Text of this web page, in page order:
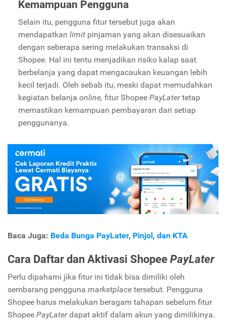
Kemampuan Pengguna
Selain itu, pengguna fitur tersebut juga akan
mendapatkan limit pinjaman yang akan disesuaikan
dengan seberapa sering melakukan transaksi di
Shopee. Hal ini tentu menjadikan risiko kalap saat
berbelanja yang dapat mengacaukan keuangan lebih
kecil terjadi. Oleh sebab itu, meski dapat memudahkan
kegiatan belanja online, fitur Shopee PayLatertetap
memastikan kemampuan pembayaran dari setiap
penggunanya.
Baca Juga: Beda Bunga PayLater, Pinjol, dan KTA
Cara Daftar dan Aktivasi ShopeePayLater
Perlu dipahami jika fitur ini tidak bisa dimiliki oleh
sembarang pengguna marketplace tersebut. Pengguna
Shopee harus melakukan beragam tahapan sebelum fitur
Shopee PayLaterdapat aktif dalam akun yang dimilikinya.